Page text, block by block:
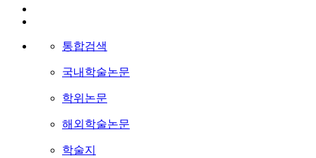
통합검색
국내학술논문
학위논문
해외학술논문
학술지